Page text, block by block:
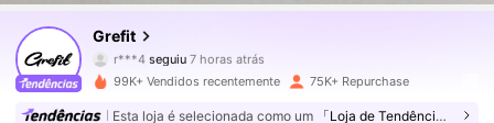
Grefit
27K Seguidores
r***4seguiu
K***a está a navegar
4,87
27K Seguidores
99K+ Vendidos recentemente 75K+ Repurchase
Esta loja é selecionada como um 「Loja de Tendências」